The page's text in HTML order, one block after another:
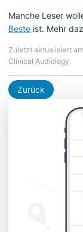
Manche Leser
Beste ist. Mehr
Zuletzt aktualisiert
Clinical Audiology.
Zurück